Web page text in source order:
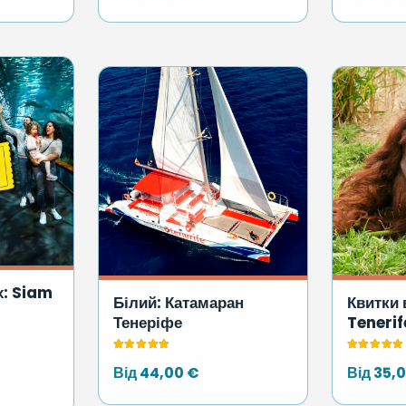
ціна:
Siam
Білий: Катамаран
Тенеріфе
Від44,00 € Від